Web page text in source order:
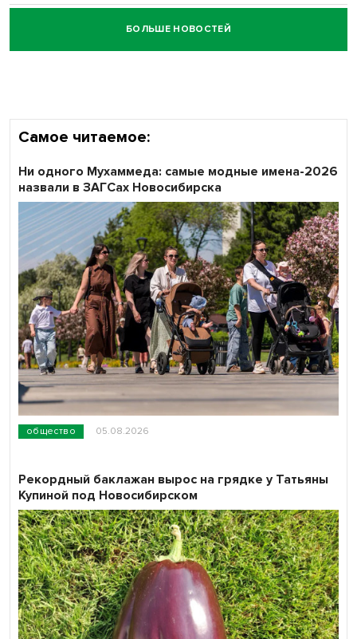
Честный выбор: видеонаблюдение обеспечит
объективность результатов ЕДГ в Новосибирской
БОЛЬШЕ НОВОСТЕЙ
Самое читаемое:
общество 05.08.2026
Ни одного Мухаммеда: самые модные имена-2026
назвали в ЗАГСах Новосибирска
Рекордный баклажан вырос на грядке у Татьяны
Купиной под Новосибирском